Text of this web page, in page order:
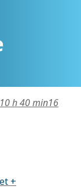
h 40 min16
+